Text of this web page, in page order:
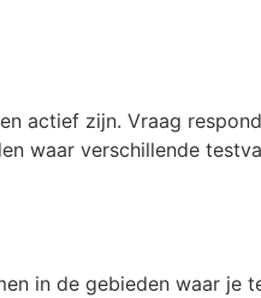
actief zijn. Vraag
waar verschillende
in de gebieden waar je